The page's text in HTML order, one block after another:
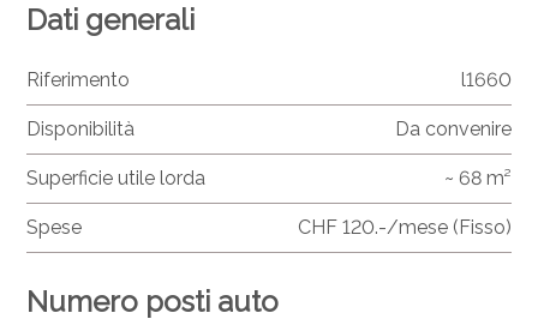
Dati generali
Riferimento l1660
Disponibilità Da convenire
Superficie utile lorda ~ 68 m²
Spese CHF 120.-/mese (Fisso)
Numero posti auto